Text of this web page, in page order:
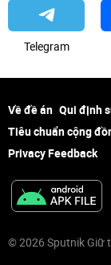
Telegram
Về đề án Qui định
Tiêu chuẩn cộng
Privacy Feedback
© 2026 Sputnik Giữ